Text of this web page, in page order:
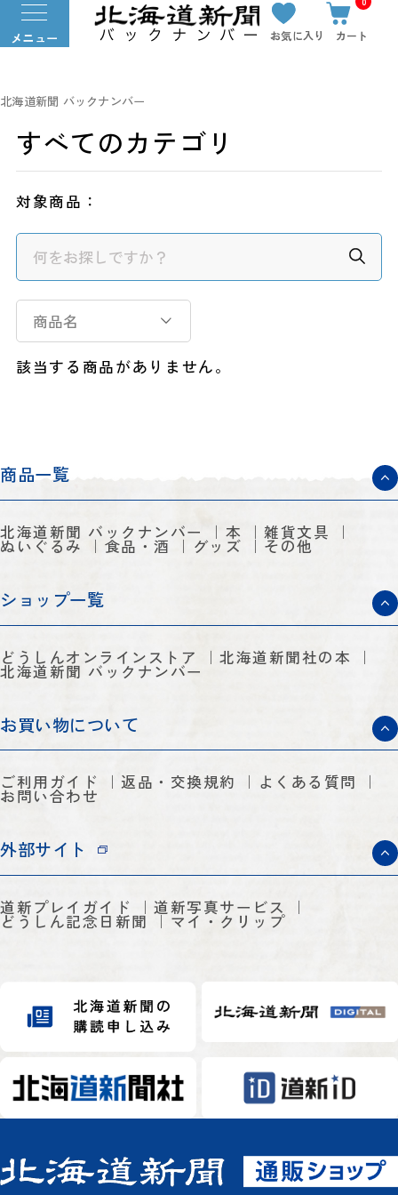
メニュー お気に入り カート
北海道新聞 バックナンバー
すべてのカテゴリ
対象商品：
商品名
該当する商品がありません。
商品一覧
北海道新聞 バックナンバー 本 雑貨文具
ぬいぐるみ 食品・酒 グッズ その他
ショップ一覧
どうしんオンラインストア 北海道新聞社の本
北海道新聞 バックナンバー
お買い物について
ご利用ガイド 返品・交換規約 よくある質問
お問い合わせ
外部サイト
道新プレイガイド 道新写真サービス
どうしん記念日新聞 マイ・クリップ